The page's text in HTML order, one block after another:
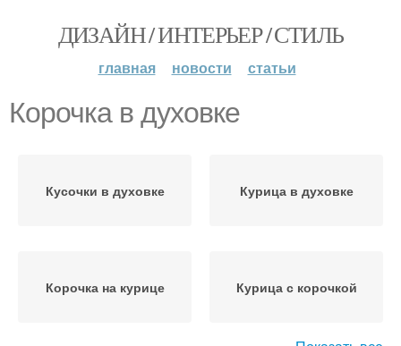
ДИЗАЙН / ИНТЕРЬЕР / СТИЛЬ
главная новости статьи
Корочка в духовке
Кусочки в духовке Курица в духовке
Корочка на курице Курица с корочкой